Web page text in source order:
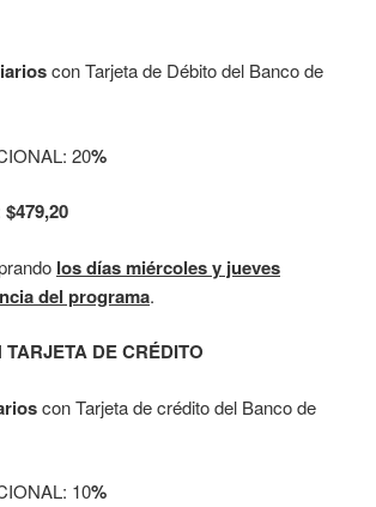
con Tarjeta de Débito del Banco de
20%
$479,20
los días miércoles y jueves
del programa.
DE CRÉDITO
con Tarjeta de crédito del Banco de
10%